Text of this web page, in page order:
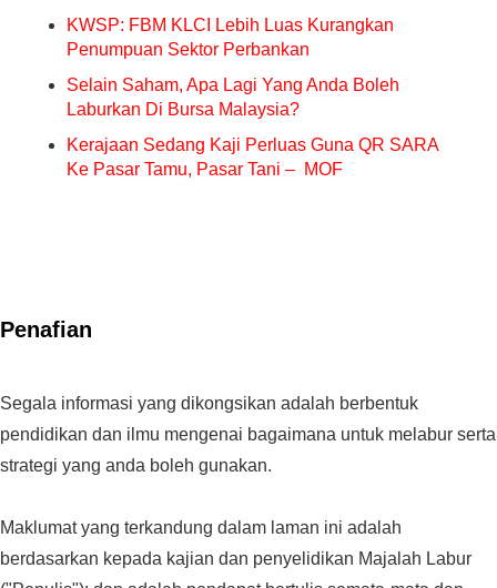
KWSP: FBM KLCI Lebih Luas Kurangkan
Penumpuan Sektor Perbankan
Selain Saham, Apa Lagi Yang Anda Boleh
Laburkan Di Bursa Malaysia?
Kerajaan Sedang Kaji Perluas Guna QR SARA
Ke Pasar Tamu, Pasar Tani – MOF
Penafian
Segala informasi yang dikongsikan adalah berbentuk
pendidikan dan ilmu mengenai bagaimana untuk melabur serta
strategi yang anda boleh gunakan.
Maklumat yang terkandung dalam laman ini adalah
berdasarkan kepada kajian dan penyelidikan Majalah Labur